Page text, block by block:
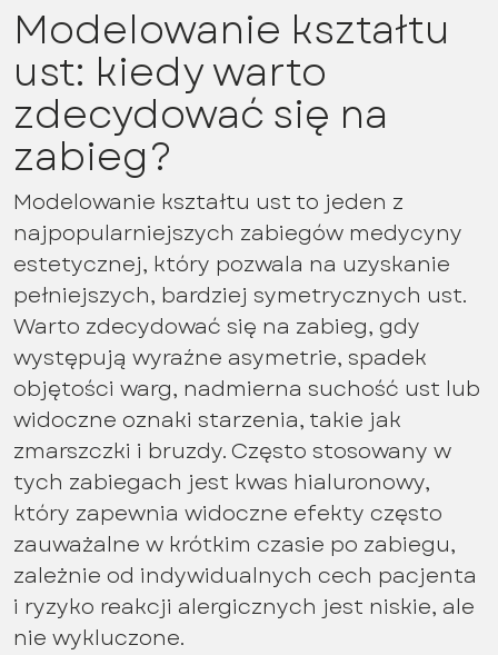
Modelowanie kształtu
ust: kiedy warto
zdecydować się na
zabieg?
Modelowanie kształtu ust to jeden z
najpopularniejszych zabiegów medycyny
estetycznej, który pozwala na uzyskanie
pełniejszych, bardziej symetrycznych ust.
Warto zdecydować się na zabieg, gdy
występują wyraźne asymetrie, spadek
objętości warg, nadmierna suchość ust lub
widoczne oznaki starzenia, takie jak
zmarszczki i bruzdy. Często stosowany w
tych zabiegach jest kwas hialuronowy,
który zapewnia widoczne efekty często
zauważalne w krótkim czasie po zabiegu,
zależnie od indywidualnych cech pacjenta
i ryzyko reakcji alergicznych jest niskie, ale
nie wykluczone.